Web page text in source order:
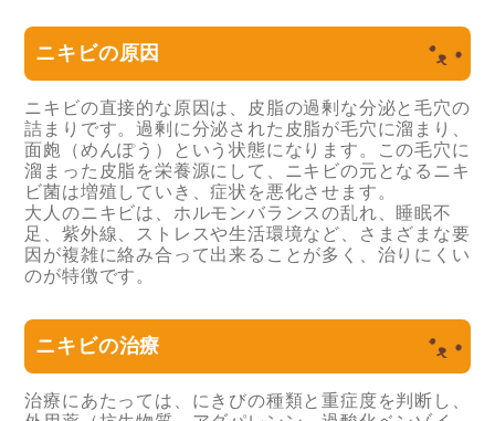
ニキビの原因
ニキビの直接的な原因は、皮脂の過剰な分泌と毛穴の
詰まりです。過剰に分泌された皮脂が毛穴に溜まり、
面皰（めんぽう）という状態になります。この毛穴に
溜まった皮脂を栄養源にして、ニキビの元となるニキ
ビ菌は増殖していき、症状を悪化させます。
大人のニキビは、ホルモンバランスの乱れ、睡眠不
足、紫外線、ストレスや生活環境など、さまざまな要
因が複雑に絡み合って出来ることが多く、治りにくい
のが特徴です。
ニキビの治療
治療にあたっては、にきびの種類と重症度を判断し、